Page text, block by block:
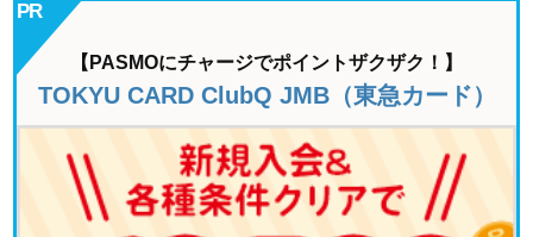
【PASMOにチャージでポイントザクザク！】
TOKYU CARD ClubQ JMB（東急カード）